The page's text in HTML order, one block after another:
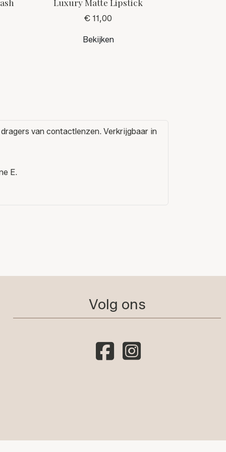
Luxury Matte Lipstick
€ 11,00
Bekijken
van contactlenzen. Verkrijgbaar in
E.
Volg ons